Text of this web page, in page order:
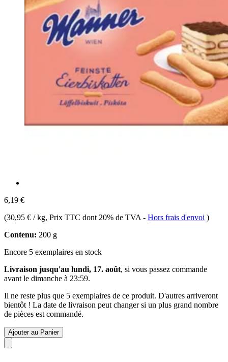
6,19 €
(30,95 € / kg, Prix TTC dont 20% de TVA - Hors frais d'envoi )
Contenu: 200 g
Encore 5 exemplaires en stock
Livraison jusqu'au lundi, 17. août, si vous passez commande
avant le dimanche à 23:59.
Il ne reste plus que 5 exemplaires de ce produit. D'autres arriveront
bientôt ! La date de livraison peut changer si un plus grand nombre
de pièces est commandé.
Ajouter au Panier